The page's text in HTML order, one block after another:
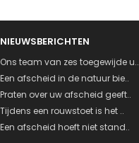
NIEUWSBERICHTEN
Ons team van zes toegewijde u..
Een afscheid in de natuur bie..
Praten over uw afscheid geeft..
Tijdens een rouwstoet is het ..
Een afscheid hoeft niet stand..